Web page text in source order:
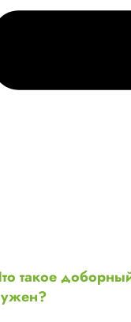
такое